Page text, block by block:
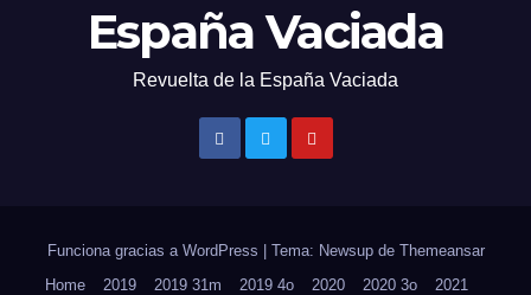
España Vaciada
Revuelta de la España Vaciada
Funciona gracias a WordPress | Tema: Newsup de Themeansar
Home
2019 2019 31m 2019 4o 2020 2020 3o
2021